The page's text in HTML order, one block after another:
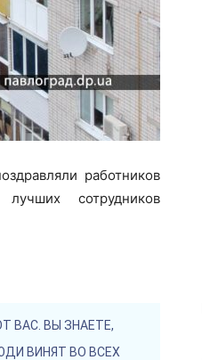
работников
сотрудников
ВАС. ВЫ ЗНАЕТЕ,
ВИНЯТ ВО ВСЕХ